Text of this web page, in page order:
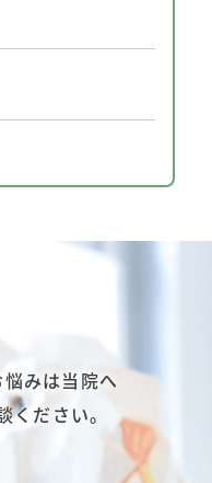
みは当院へ
ださい。